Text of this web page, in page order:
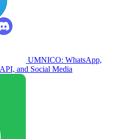
UMNICO: WhatsApp,
and Social Media